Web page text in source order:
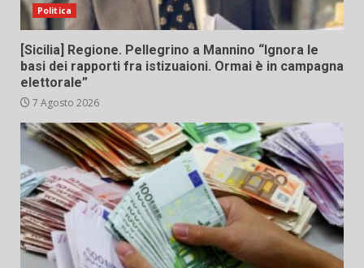
Politica
[Sicilia] Regione. Pellegrino a Mannino “Ignora le
basi dei rapporti fra istizuaioni. Ormai è in campagna
elettorale”
7 Agosto 2026